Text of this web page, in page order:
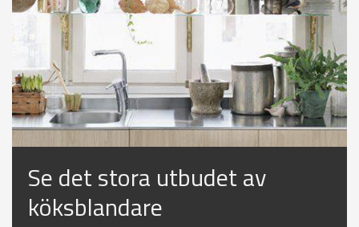
Se det stora utbudet av
köksblandare